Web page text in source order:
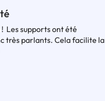
Les supports ont été
très parlants. Cela facilite la